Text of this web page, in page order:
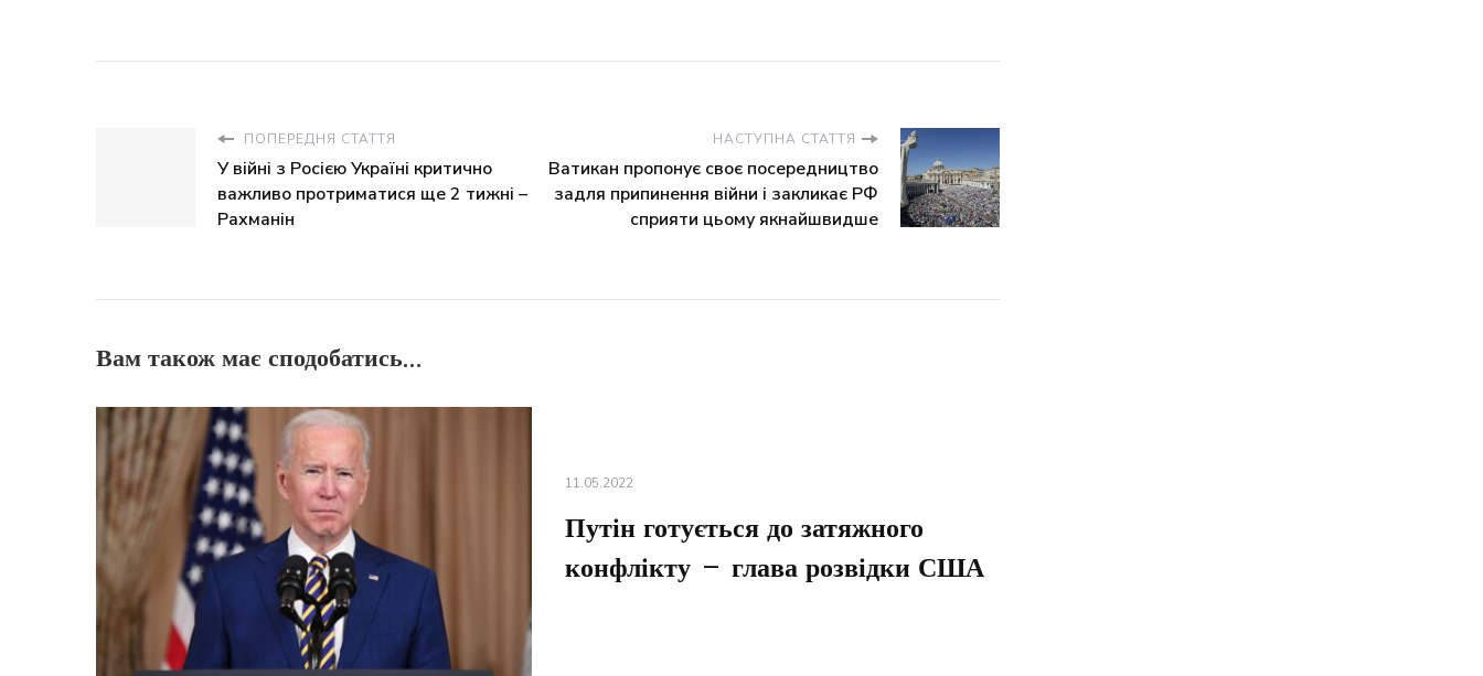
ПОПЕРЕДНЯ СТАТТЯ
У війні з Росією Україні критично
важливо протриматися ще 2 тижні –
Рахманін
НАСТУПНА СТАТТЯ
Ватикан пропонує своє посередництво
задля припинення війни і закликає РФ
сприяти цьому якнайшвидше
Вам також має сподобатись...
11.05.2022
Путін готується до затяжного
конфлікту – глава розвідки США